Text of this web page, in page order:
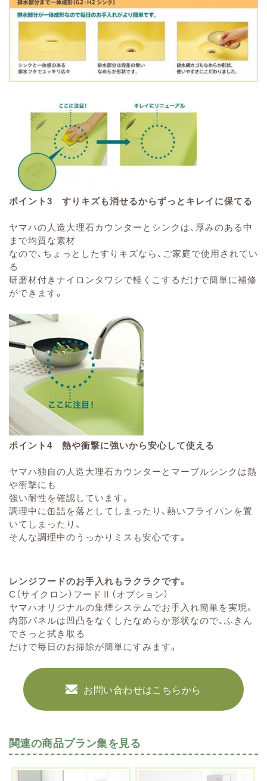
ポイント3 すりキズも消せるからずっとキレイに保てる
ヤマハの人造大理石カウンターとシンクは、厚みのある中
まで均質な素材
なので、ちょっとしたすりキズなら、ご家庭で使用されてい
る
研磨材付きナイロンタワシで軽くこするだけで簡単に補修
ができます。
ポイント4 熱や衝撃に強いから安心して使える
ヤマハ独自の人造大理石カウンターとマーブルシンクは熱
や衝撃にも
強い耐性を確認しています。
調理中に缶詰を落としてしまったり、熱いフライパンを置
いてしまったり、
そんな調理中のうっかりミスも安心です。
レンジフードのお手入れもラクラクです。
C（サイクロン）フードⅡ（オプション）
ヤマハオリジナルの集煙システムでお手入れ簡単を実現。
内部パネルは凹凸をなくしたなめらか形状なので、ふきん
でさっと拭き取る
だけで毎日のお掃除が簡単にすみます。
お問い合わせはこちらから
関連の商品プラン集を見る